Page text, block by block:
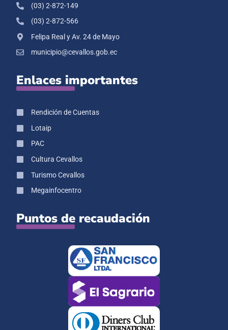
(03) 2-872-149
(03) 2-872-566
Felipa Real y Av. 24 de Mayo
municipio@cevallos.gob.ec
Enlaces importantes
Rendición de Cuentas
Lotaip
PAC
Cultura Cevallos
Turismo Cevallos
Megainfocentro
Puntos de recaudación